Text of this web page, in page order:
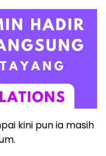
kini pun ia masih